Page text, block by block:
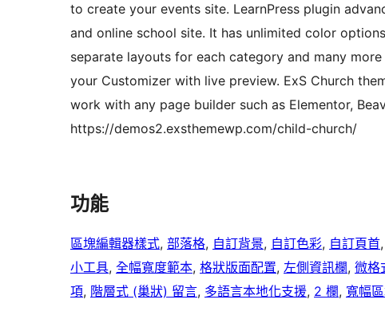
to create your events site. LearnPress plugin
and online school site. It has unlimited color
separate layouts for each category and many
your Customizer with live preview. ExS Church
work with any page builder such as Elementor,
https://demos2.exsthemewp.com/child-church/
功能
區塊編輯器樣式, 部落格, 自訂背景, 自訂色彩, 自訂頁首,
小工具, 全幅寬度範本, 格狀版面配置, 左側資訊欄, 微格
項, 階層式 (巢狀) 留言, 多語言本地化支援, 2 欄, 寬幅